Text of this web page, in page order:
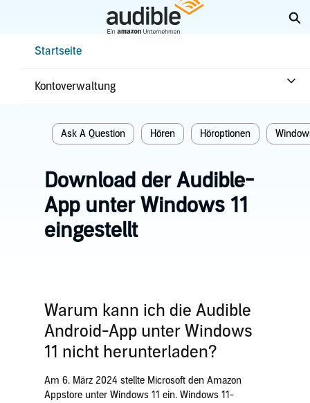
Startseite
Kontoverwaltung
Startseite
Ask A Question Hören Höroptionen
Download der Audible-
App unter Windows 11
eingestellt
Warum kann ich die Audible
Android-App unter Windows
11 nicht herunterladen?
Am 6. März 2024 stellte Microsoft den Amazon
Appstore unter Windows 11 ein. Windows 11-